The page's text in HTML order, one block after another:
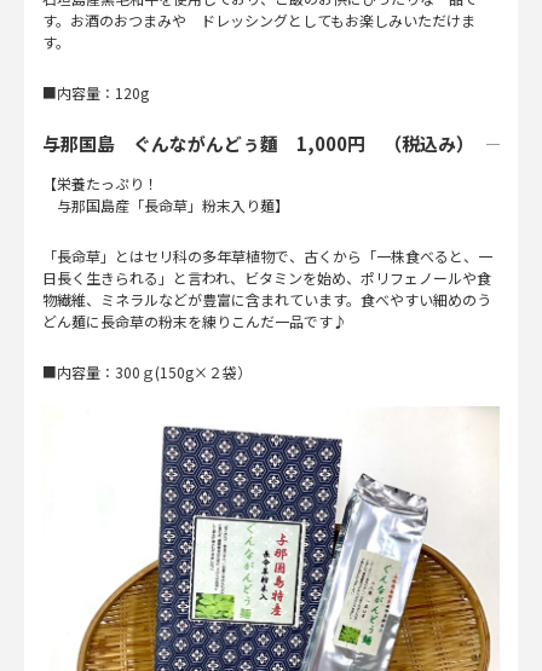
す。お酒のおつまみや ドレッシングとしてもお楽しみいただけま
す。
■内容量：120g
与那国島 ぐんながんどぅ麵 1,000円 （税込み）
【栄養たっぷり！
与那国島産「長命草」粉末入り麺】
「長命草」とはセリ科の多年草植物で、古くから「一株食べると、一
日長く生きられる」と言われ、ビタミンを始め、ポリフェノールや食
物繊維、ミネラルなどが豊富に含まれています。食べやすい細めのう
どん麺に長命草の粉末を練りこんだ一品です♪
■内容量：300ｇ(150g×２袋）